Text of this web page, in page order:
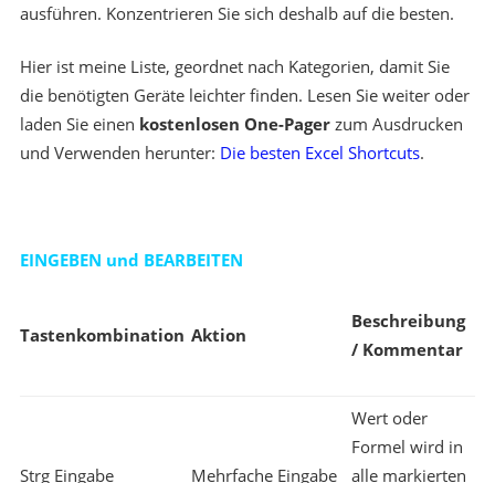
ausführen. Konzentrieren Sie sich deshalb auf die besten.
Hier ist meine Liste, geordnet nach Kategorien, damit Sie
die benötigten Geräte leichter finden. Lesen Sie weiter oder
laden Sie einen kostenlosen One-Pager zum Ausdrucken
und Verwenden herunter: Die besten Excel Shortcuts.
EINGEBEN und BEARBEITEN
Tastenkombination Aktion
Beschreibung
/ Kommentar
Strg Eingabe Mehrfache Eingabe
Wert oder
Formel wird in
alle markierten